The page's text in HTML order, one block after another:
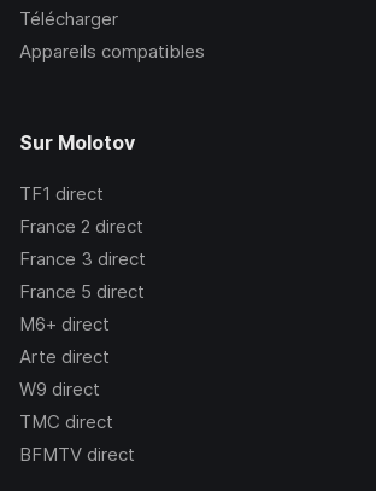
Télécharger
Appareils compatibles
Sur Molotov
TF1 direct
France 2 direct
France 3 direct
France 5 direct
M6+ direct
Arte direct
W9 direct
TMC direct
BFMTV direct